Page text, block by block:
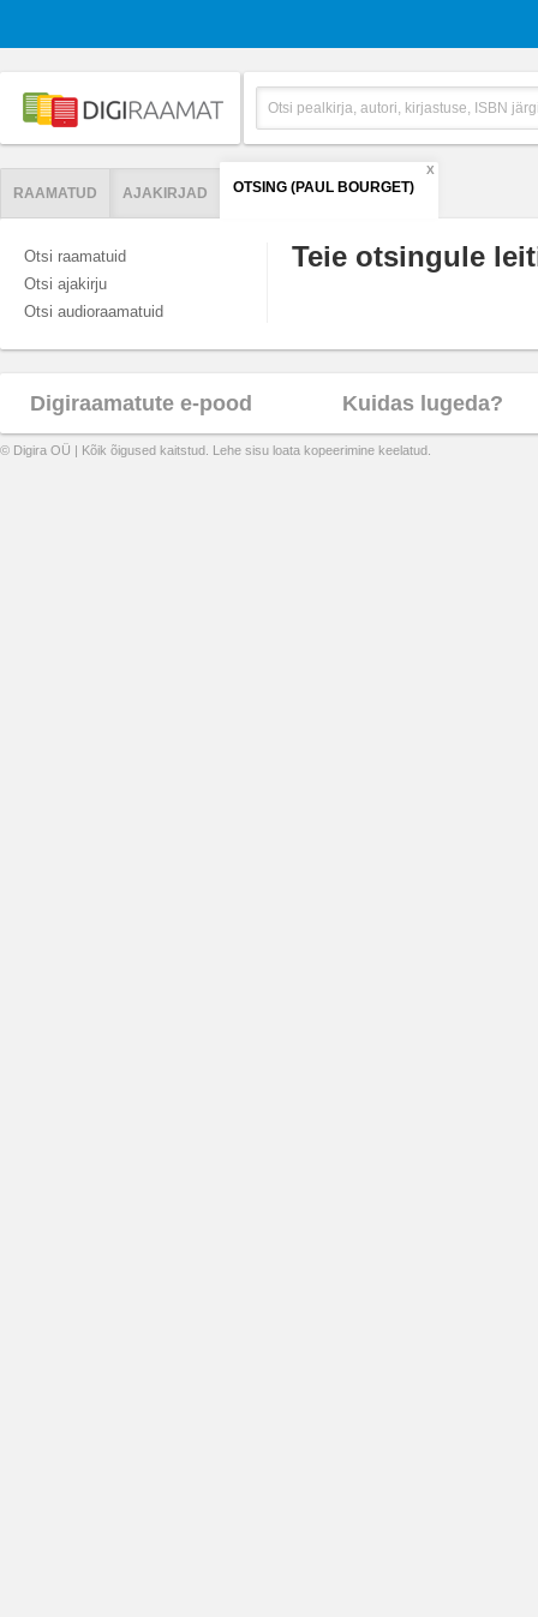
RAAMATUD AJAKIRJAD OTSING (PAUL BOURGET)
X
Otsi raamatuid
Otsi ajakirju
Otsi audioraamatuid
Teie otsingule
Digiraamatute e-pood Kuidas lugeda?
© Digira OÜ | Kõik õigused kaitstud. Lehe sisu loata kopeerimine keelatud.